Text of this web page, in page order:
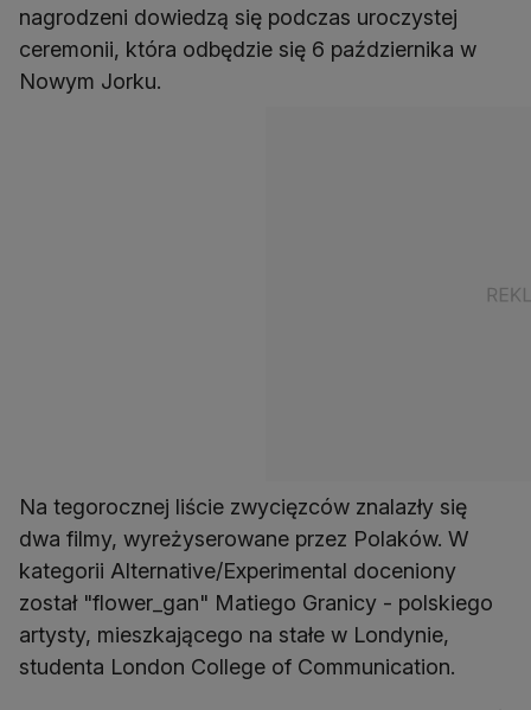
nagrodzeni dowiedzą się podczas uroczystej
ceremonii, która odbędzie się 6 października w
Nowym Jorku.
Na tegorocznej liście zwycięzców znalazły się
dwa filmy, wyreżyserowane przez Polaków. W
kategorii Alternative/Experimental doceniony
został "flower_gan" Matiego Granicy - polskiego
artysty, mieszkającego na stałe w Londynie,
studenta London College of Communication.